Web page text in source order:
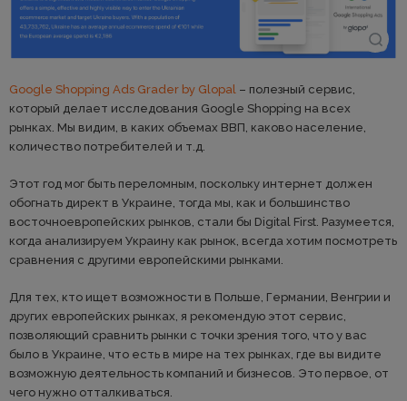
Google Shopping Ads Grader by Glopal – полезный сервис,
который делает исследования Google Shopping на всех
рынках. Мы видим, в каких объемах ВВП, каково население,
количество потребителей и т.д.
Этот год мог быть переломным, поскольку интернет должен
обогнать директ в Украине, тогда мы, как и большинство
восточноевропейских рынков, стали бы Digital First. Разумеется,
когда анализируем Украину как рынок, всегда хотим посмотреть
сравнения с другими европейскими рынками.
Для тех, кто ищет возможности в Польше, Германии, Венгрии и
других европейских рынках, я рекомендую этот сервис,
позволяющий сравнить рынки с точки зрения того, что у вас
было в Украине, что есть в мире на тех рынках, где вы видите
возможную деятельность компаний и бизнесов. Это первое, от
чего нужно отталкиваться.